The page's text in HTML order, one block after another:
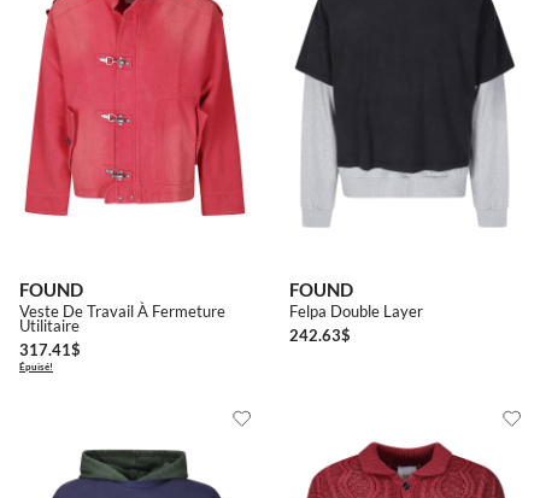
FOUND
Veste De Travail À Fermeture
Utilitaire
Épuisé!
317.41$
FOUND
Felpa Double Layer
242.63$
Recevoir de la publicité et/ou des informations sur les produits, les
services, les offres commerciales et les initiatives promotionnelles
Privacy policy
Je souhaite recevoir des informations et des promotions Privacy policy